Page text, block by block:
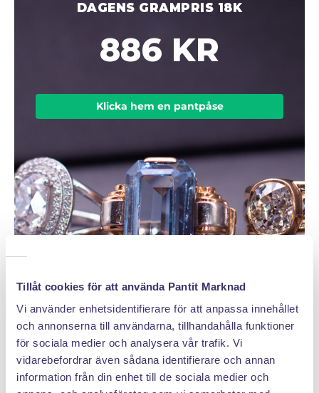
Tillåt cookies för att använda Pantit Marknad
Vi använder enhetsidentifierare för att anpassa innehållet
och annonserna till användarna, tillhandahålla funktioner
för sociala medier och analysera vår trafik. Vi
vidarebefordrar även sådana identifierare och annan
information från din enhet till de sociala medier och
DAGENS GRAMPRIS 18K
886 KR
Klicka hem en pantpåse
DÄRFÖR SÄLJER DU MED PANTIT